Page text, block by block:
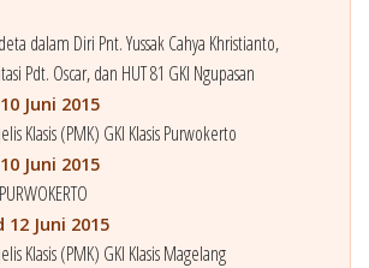
dalam Diri Pnt. Yussak Cahya Khristianto,
Pdt. Oscar, dan HUT 81 GKI Ngupasan
Juni 2015
Klasis (PMK) GKI Klasis Purwokerto
Juni 2015
12 Juni 2015
Klasis (PMK) GKI Klasis Magelang